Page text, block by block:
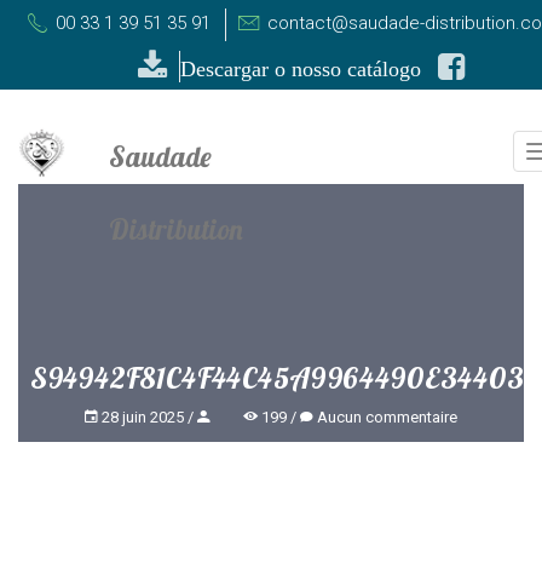
00 33 1 39 51 35 91 contact@saudade-
Descargar o nosso catálogo
28 juin 2025 199 Aucun commentaire